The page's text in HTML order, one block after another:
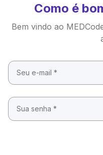
Como é
Bem vindo ao